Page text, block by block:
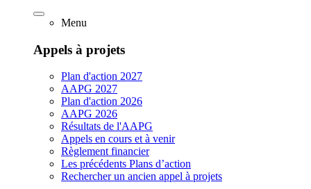
Menu
Appels à projets
Plan d'action 2027
AAPG 2027
Plan d'action 2026
AAPG 2026
Résultats de l'AAPG
Appels en cours et à venir
Règlement financier
Les précédents Plans d’action
Rechercher un ancien appel à projets